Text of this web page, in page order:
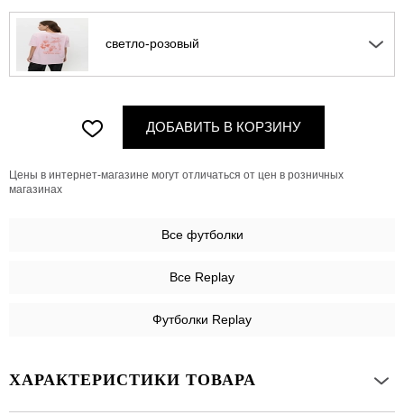
светло-розовый
ДОБАВИТЬ В КОРЗИНУ
Цены в интернет-магазине могут отличаться от цен в розничных
магазинах
Все футболки
Все Replay
Футболки Replay
ХАРАКТЕРИСТИКИ ТОВАРА